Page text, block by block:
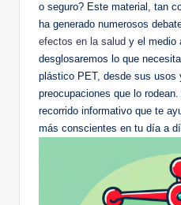
o seguro? Este ⁣material,‍ tan
ha generado numerosos
efectos en la salud ⁢y ‌el medio
desglosaremos ⁤lo que​
plástico ⁣PET, desde ⁣sus ⁤usos
preocupaciones que lo
recorrido⁣ informativo⁣ que‍ te
más ‍conscientes en‌ tu día a